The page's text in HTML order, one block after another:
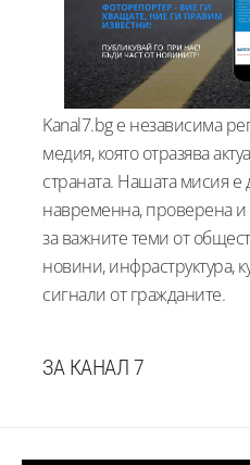
Kanal7.bg е независима
медия, която отразява
страната. Нашата мисия е
навременна, проверена
за важните теми от
новини, инфраструктура,
сигнали от гражданите.
ЗА КАНАЛ 7